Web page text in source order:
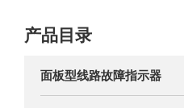
产品目录
面板型线路故障指示器